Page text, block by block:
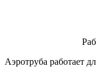
Аэротруба работает